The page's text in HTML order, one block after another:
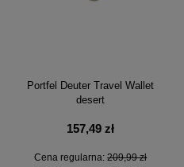
Portfel Deuter Travel Wallet
desert
157,49 zł
Cena regularna:209,99 zł